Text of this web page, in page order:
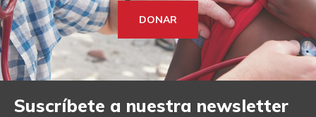
DONAR
Suscríbete a nuestra newsletter